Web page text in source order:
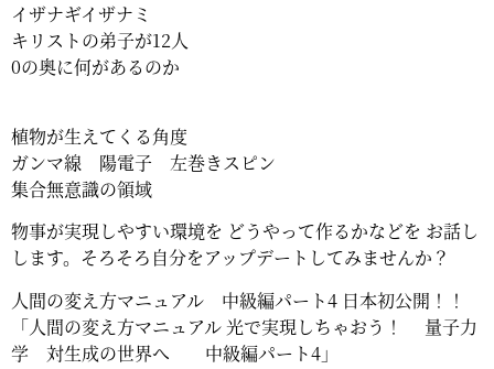
イザナギイザナミ
キリストの弟子が12人
0の奥に何があるのか
植物が生えてくる角度
ガンマ線 陽電子 左巻きスピン
集合無意識の領域
物事が実現しやすい環境を どうやって作るかなどを お話し
します。そろそろ自分をアップデートしてみませんか？
人間の変え方マニュアル 中級編パート4 日本初公開！！
「人間の変え方マニュアル 光で実現しちゃおう！ 量子力
学 対生成の世界へ 中級編パート4」